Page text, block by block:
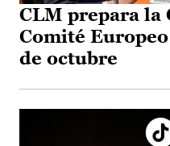
CLM prepara la
Comité
de octubre